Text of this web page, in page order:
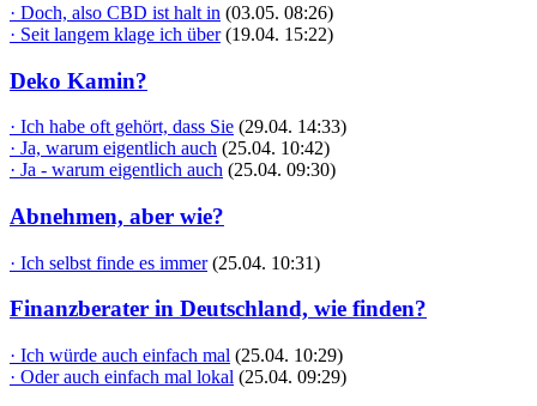
· Doch, also CBD ist halt in (03.05. 08:26)
· Seit langem klage ich über (19.04. 15:22)
Deko Kamin?
· Ich habe oft gehört, dass Sie (29.04. 14:33)
· Ja, warum eigentlich auch (25.04. 10:42)
· Ja - warum eigentlich auch (25.04. 09:30)
Abnehmen, aber wie?
· Ich selbst finde es immer (25.04. 10:31)
Finanzberater in Deutschland, wie finden?
· Ich würde auch einfach mal (25.04. 10:29)
· Oder auch einfach mal lokal (25.04. 09:29)